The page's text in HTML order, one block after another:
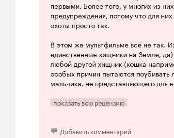
безусловно, наша. Отсюда вывод -
мастера,лучший Рикки-Тикки-Тави
песнь ему была пропета.
10 из 10
('И его боевой клич, когда он
первыми. Более того, у многих из
предупреждения, потому что для
охоты просто так.
В этом же мультфильме всё не так.
единственные хищники на Земле,
любой другой хищник (кошка
особых причин пытаются
мальчика, не представляющего для
Посему мангуст здесь
показать всю рецензию
Добавить комментарий